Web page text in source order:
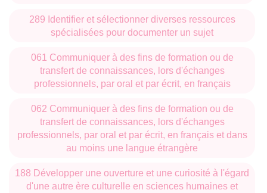
289 Identifier et sélectionner diverses ressources
spécialisées pour documenter un sujet
061 Communiquer à des fins de formation ou de
transfert de connaissances, lors d'échanges
professionnels, par oral et par écrit, en français
062 Communiquer à des fins de formation ou de
transfert de connaissances, lors d'échanges
professionnels, par oral et par écrit, en français et dans
au moins une langue étrangère
188 Développer une ouverture et une curiosité à l'égard
d'une autre ère culturelle en sciences humaines et